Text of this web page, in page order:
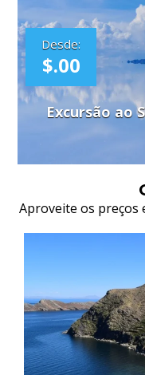
Desde:
$.00
Excursão ao
Aproveite os preços